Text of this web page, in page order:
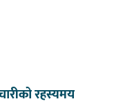
रहस्यमय